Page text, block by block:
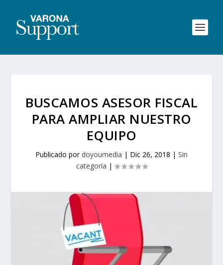
BUSCAMOS ASESOR FISCAL
PARA AMPLIAR NUESTRO
EQUIPO
Publicado por doyoumedia | Dic 26, 2018 | Sin
categoría |